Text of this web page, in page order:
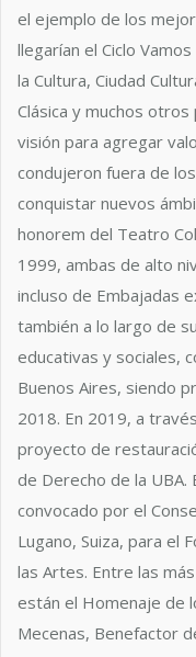
el ejemplo de los
llegarían el Ciclo
la Cultura, Ciudad
Clásica y muchos
visión para agregar
condujeron fuera de
conquistar nuevos
honorem del Teatro
1999, ambas de alto
incluso de Embajadas
también a lo largo de
educativas y sociales,
Buenos Aires, siendo
2018. En 2019, a
proyecto de
de Derecho de la UBA.
convocado por el
Lugano, Suiza, para el
las Artes. Entre las
están el Homenaje de
Mecenas, Benefactor